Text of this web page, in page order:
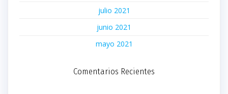
julio 2021
junio 2021
mayo 2021
Comentarios Recientes